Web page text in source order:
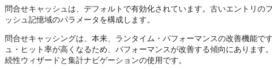
問合せキャッシュは、デフォルトで有効化されています。古いエントリの
ッシュ記憶域のパラメータを構成します。
問合せキャッシングは、本来、ランタイム・パフォーマンスの改善機能
ュ・ヒット率が高くなるため、パフォーマンスが改善する傾向にありま
続性ウィザードと集計ナビゲーションの使用です。